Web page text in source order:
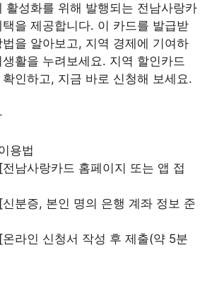
활성화를 위해 발행되는 전남사랑카
을 제공합니다. 이 카드를 발급받
을 알아보고, 지역 경제에 기여하
활을 누려보세요. 지역 할인카드
인하고, 지금 바로 신청해 보세요.
용법
남사랑카드 홈페이지 또는 앱 접
분증, 본인 명의 은행 계좌 정보 준
라인 신청서 작성 후 제출(약 5분